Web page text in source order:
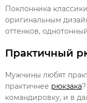
Поклонника
оригинальным
оттенков,
Практичный
Мужчины любят
практичнее рюкзака
командировку, и в